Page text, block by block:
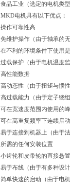
食品工业（选定的电机类
MKD电机具有以下优点：
操作可靠性高
免维护操作（由于轴承的
在不利的环境条件下使用
过载保护（由于电机温度
高性能数据
高动态性（由于扭矩与惯
高过载能力（由于定子绕
可在宽速度范围内使用的
可在高重复频率下连续启
易于连接到机器上（由于
所需的任何安装位置
小齿轮和皮带轮的直接悬
易于布线（由于有多种设
简单快速的启动（由于电